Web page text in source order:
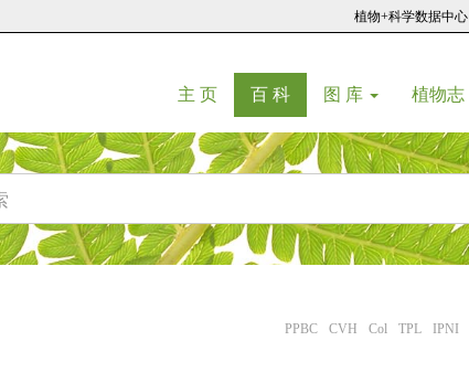
植物+科学数据中心
主 页(current)
百 科(current)
图 库 植物志
PPBC CVH Col TPL IPNI